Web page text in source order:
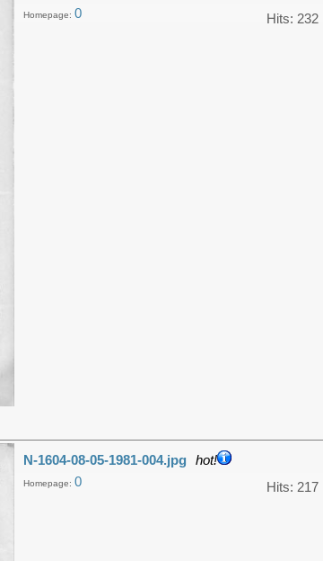
Hits: 232
Homepage: 0
N-1604-08-05-1981-004.jpg hot!
Hits: 217
Homepage: 0